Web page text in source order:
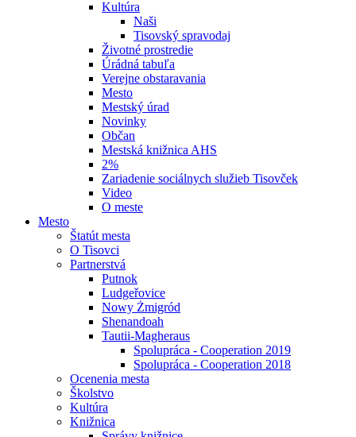
Kultúra
Naši
Tisovský spravodaj
Životné prostredie
Úrádná tabuľa
Verejne obstaravania
Mesto
Mestský úrad
Novinky
Občan
Mestská knižnica AHS
2%
Zariadenie sociálnych služieb Tisovček
Video
O meste
Mesto
Štatút mesta
O Tisovci
Partnerstvá
Putnok
Ludgeřovice
Nowy Żmigród
Shenandoah
Tautii-Magheraus
Spolupráca - Cooperation 2019
Spolupráca - Cooperation 2018
Ocenenia mesta
Školstvo
Kultúra
Knižnica